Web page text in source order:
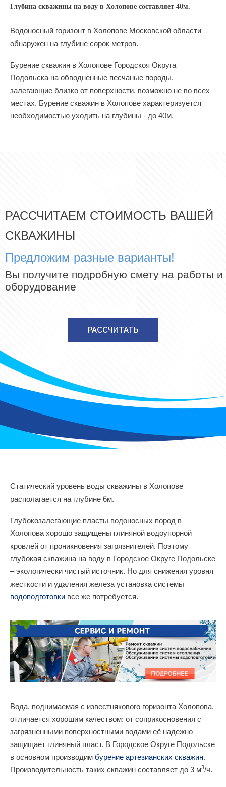
Глубина скважины на воду в Холопове составляет 40м.
Водоносный горизонт в Холопове Московской области
обнаружен на глубине сорок метров.
Бурение скважин в Холопове Городскоя Округа
Подольска на обводненные песчаные породы,
залегающие близко от поверхности, возможно не во всех
местах. Бурение скважин в Холопове характеризуется
необходимостью уходить на глубины - до 40м.
РАССЧИТАЕМ СТОИМОСТЬ ВАШЕЙ
СКВАЖИНЫ
Предложим разные варианты!
Вы получите подробную смету на работы и
оборудование
РАССЧИТАТЬ
Статический уровень воды скважины в Холопове
располагается на глубине 6м.
Глубокозалегающие пласты водоносных пород в
Холопова хорошо защищены глиняной водоупорной
кровлей от проникновения загрязнителей. Поэтому
глубокая скважина на воду в Городское Округе Подольске
– экологически чистый источник. Но для снижения уровня
жесткости и удаления железа установка системы
водоподготовки все же потребуется.
Вода, поднимаемая с известнякового горизонта Холопова,
отличается хорошим качеством: от соприкосновения с
загрязненными поверхностными водами её надежно
защищает глиняный пласт. В Городское Округе Подольске
в основном производим бурение артезианских скважин.
Производительность таких скважин составляет до 3 м3/ч.